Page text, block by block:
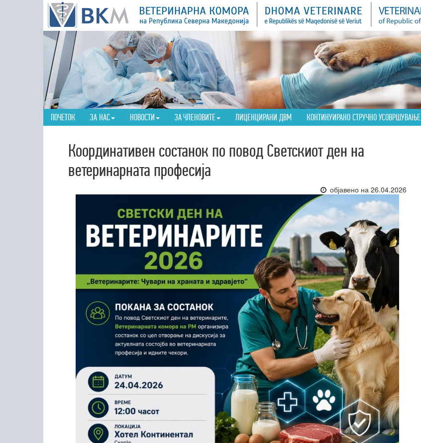
ПОЧЕТОК ЗА НАС НОВОСТИ ЗА ЧЛЕНОВИТЕ ЛИЦЕНЦИРАНИ ДВМ КОНТИНУИРАНО СТРУЧНО УСОВРШУВАЊЕ
Координативен состанок по повод Светскиот ден на
ветеринарната професија
објавено на 26.04.2026